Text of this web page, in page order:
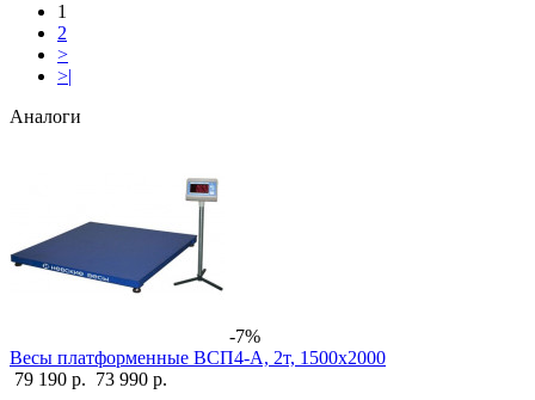
1
2
>
>|
Аналоги
-7%
Весы платформенные ВСП4-А, 2т, 1500х2000
79 190 р. 73 990 р.